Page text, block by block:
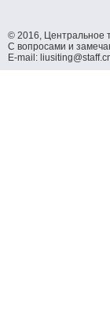
© 2016, Центральное
С вопросами и
E-mail: